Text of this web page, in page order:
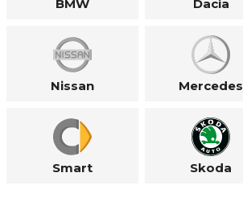
BMW Dacia
Nissan Mercedes
Smart Skoda